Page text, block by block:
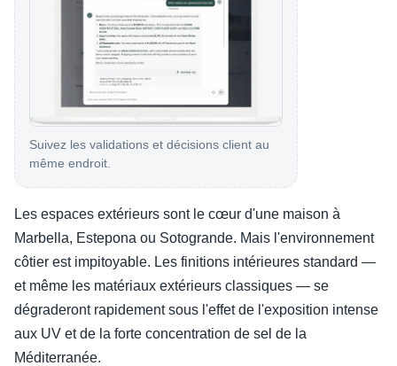
Suivez les validations et décisions client au
même endroit.
Les espaces extérieurs sont le cœur d'une maison à
Marbella, Estepona ou Sotogrande. Mais l'environnement
côtier est impitoyable. Les finitions intérieures standard —
et même les matériaux extérieurs classiques — se
dégraderont rapidement sous l'effet de l'exposition intense
aux UV et de la forte concentration de sel de la
Méditerranée.